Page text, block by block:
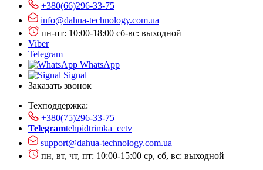
+380(66)296-33-75
info@dahua-technology.com.ua
пн-пт: 10:00-18:00 сб-вс: выходной
Viber
Telegram
WhatsApp
Signal
Заказать звонок
Техподдержка:
+380(75)296-33-75
Telegramtehpidtrimka_cctv
support@dahua-technology.com.ua
пн, вт, чт, пт: 10:00-15:00 ср, сб, вс: выходной